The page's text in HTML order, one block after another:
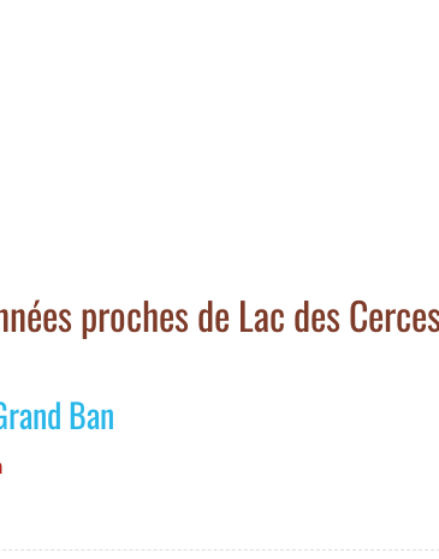
proches de Lac des
Ban